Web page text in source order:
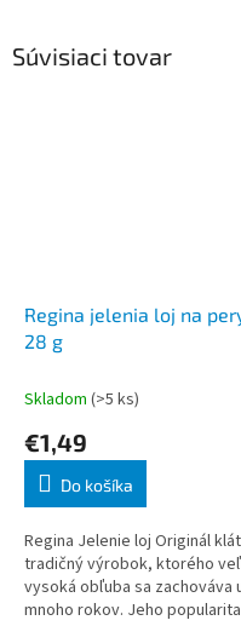
Súvisiaci tovar
Regina jelenia loj na
28 g
Skladom (>5 ks)
€1,49
Do košíka
Regina Jelenie loj Originál
tradičný výrobok, ktorého
vysoká obľuba sa zachováva
mnoho rokov. Jeho popularita